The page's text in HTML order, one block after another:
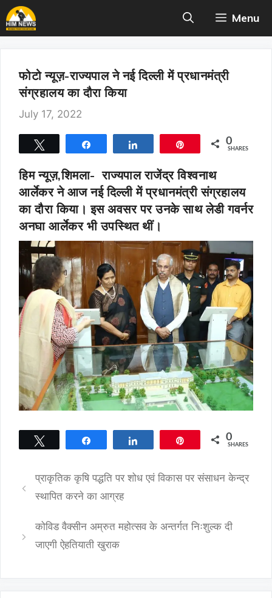
Skip
to
content
Menu
फोटो न्यूज़-राज्यपाल ने नई दिल्ली में प्रधानमंत्री
संग्रहालय का दौरा किया
July 17, 2022
0
SHARES
हिम न्यूज़,शिमला- राज्यपाल राजेंद्र विश्वनाथ
आर्लेकर ने आज नई दिल्ली में प्रधानमंत्री संग्रहालय
का दौरा किया। इस अवसर पर उनके साथ लेडी गवर्नर
अनघा आर्लेकर भी उपस्थित थीं।
0
SHARES
प्राकृतिक कृषि पद्धति पर शोध एवं विकास पर संसाधन केन्द्र
स्थापित करने का आग्रह
कोविड वैक्सीन अम्रुत महोत्सव के अन्तर्गत निःशुल्क दी
जाएगी ऐहतियाती खुराक